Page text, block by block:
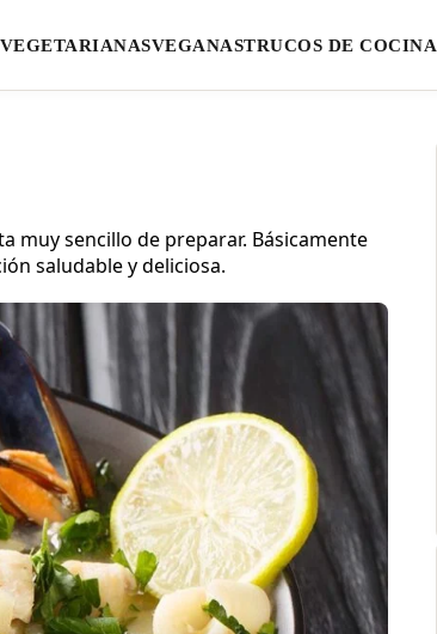
VEGETARIANASVEGANASTRUCOS DE COCINA
muy sencillo de preparar. Básicamente
saludable y deliciosa.